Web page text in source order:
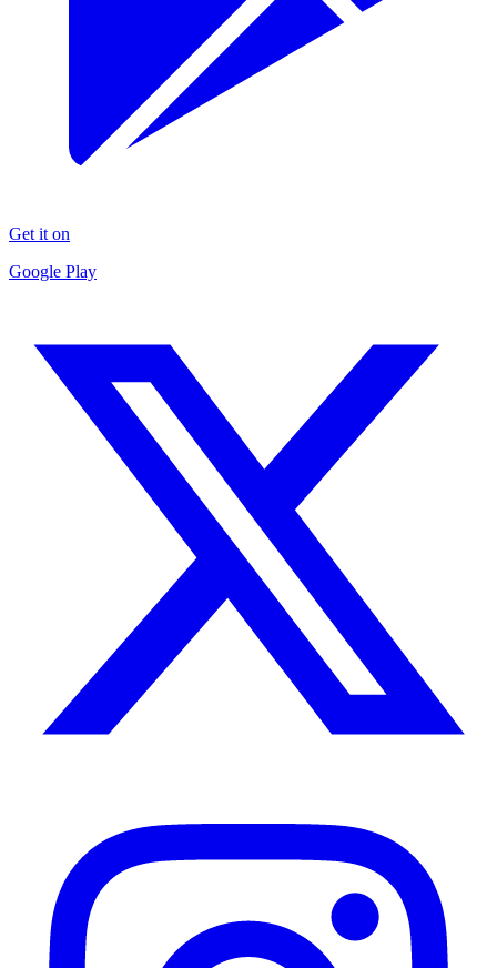
Get it on
Google Play